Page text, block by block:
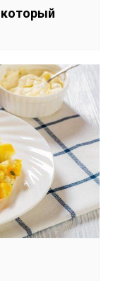
который